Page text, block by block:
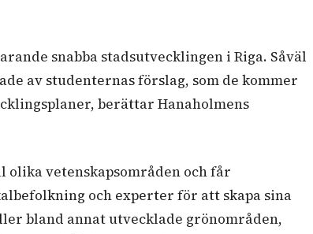
snabba stadsutvecklingen i Riga. Såväl
av studenternas förslag, som de kommer
berättar Hanaholmens
vetenskapsområden och får
och experter för att skapa sina
bland annat utvecklade grönområden,